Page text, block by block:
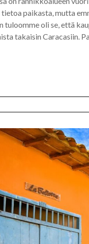
tietoa paikasta, mutta
tuloomme oli se, että
takaisin Caracasiin.